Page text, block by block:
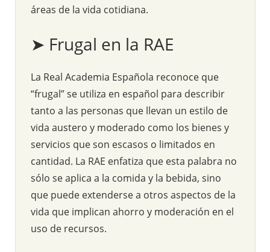
áreas de la vida cotidiana.
➤ Frugal en la RAE
La Real Academia Española reconoce que
“frugal” se utiliza en español para describir
tanto a las personas que llevan un estilo de
vida austero y moderado como los bienes y
servicios que son escasos o limitados en
cantidad. La RAE enfatiza que esta palabra no
sólo se aplica a la comida y la bebida, sino
que puede extenderse a otros aspectos de la
vida que implican ahorro y moderación en el
uso de recursos.